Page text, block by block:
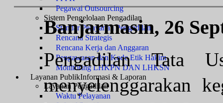
Pegawai Outsourcing
Sistem Pengelolaan Pengadilan
Standar Pelayanan Pengadilan
Rencana Strategis
Rencana Kerja dan Anggaran
Pengawasan dan Kode Etik Hakim
Monitoring LHKPN DAN LHKSN
Layanan PublikInformasi & Laporan
Layanan Pengadilan
Waktu Pelayanan
Banjarmasin, 26
Pengadilan Tata
menyelenggarakan